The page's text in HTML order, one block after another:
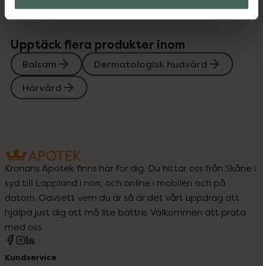
Upptäck flera produkter inom
Balsam
Dermatologisk hudvård
Hårvård
Kronans Apotek finns här för dig. Du hittar oss från Skåne i
syd till Lappland i norr, och online i mobilen och på
datorn. Oavsett vem du är så är det vårt uppdrag att
hjälpa just dig att må lite bättre. Välkommen att prata
med oss.
Kundservice